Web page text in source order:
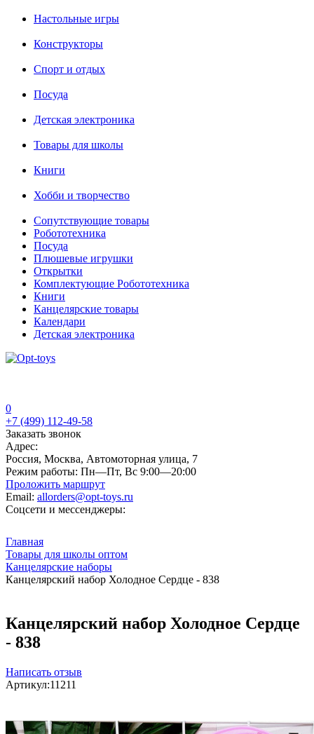
Настольные игры
Конструкторы
Спорт и отдых
Посуда
Детская электроника
Товары для школы
Книги
Хобби и творчество
Сопутствующие товары
Робототехника
Посуда
Плюшевые игрушки
Открытки
Комплектующие Робототехника
Книги
Канцелярские товары
Календари
Детская электроника
0
+7 (499) 112-49-58
Заказать звонок
Адрес:
Россия, Москва, Автомоторная улица, 7
Режим работы: Пн—Пт, Вс 9:00—20:00
Проложить маршрут
Email: allorders@opt-toys.ru
Соцсети и мессенджеры:
Главная
Товары для школы оптом
Канцелярские наборы
Канцелярский набор Холодное Сердце - 838
Канцелярский набор Холодное Сердце
- 838
Написать отзыв
Артикул:11211